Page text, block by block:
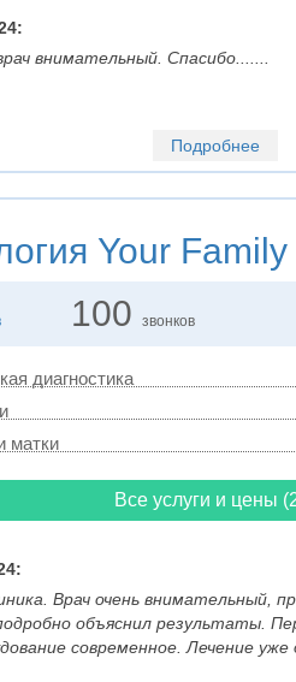
внимательный. Спасибо.......
Подробнее
Your Family
100звонков
диагностика
матки
Все услуги и цены
Врач очень внимательный,
объяснил результаты.
современное. Лечение